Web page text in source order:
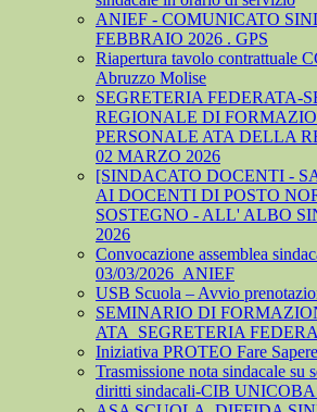
ANIEF - COMUNICATO
FEBBRAIO 2026 . GPS
Riapertura tavolo contrattuale
Abruzzo Molise
SEGRETERIA FEDERATA-
REGIONALE DI
PERSONALE ATA DELLA
02 MARZO 2026
[SINDACATO DOCENTI -
AI DOCENTI DI POSTO
SOSTEGNO - ALL' ALBO
2026
Convocazione assemblea
03/03/2026_ANIEF
USB Scuola – Avvio
SEMINARIO DI
ATA_SEGRETERIA
Iniziativa PROTEO Fare
Trasmissione nota sindacale su
diritti sindacali-CIB